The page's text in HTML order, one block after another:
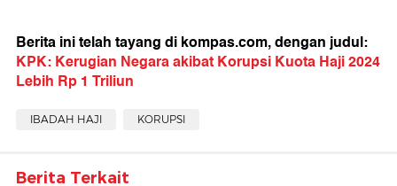
Berita ini telah tayang di kompas.com, dengan judul:
KPK: Kerugian Negara akibat Korupsi Kuota Haji 2024
Lebih Rp 1 Triliun
IBADAH HAJI KORUPSI
Berita Terkait